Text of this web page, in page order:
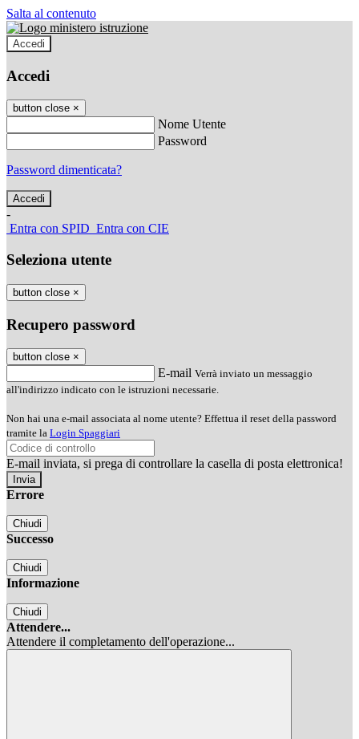
Salta al contenuto
Accedi
Accedi
button close ×
Nome Utente
Password
Password dimenticata?
-
Entra con SPID Entra con CIE
Seleziona utente
button close ×
Recupero password
button close ×
E-mail Verrà inviato un messaggio
all'indirizzo indicato con le istruzioni necessarie.
Non hai una e-mail associata al nome utente? Effettua il reset della password
tramite la Login Spaggiari
E-mail inviata, si prega di controllare la casella di posta elettronica!
Errore
Chiudi
Successo
Chiudi
Informazione
Chiudi
Attendere...
Attendere il completamento dell'operazione...